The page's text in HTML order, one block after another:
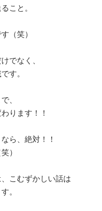
こと。
（笑）
でなく、
す。
、
ります！！
ら、絶対！！
）
こむずかしい話は
。